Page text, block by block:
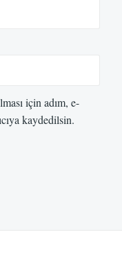
için adım, e-
kaydedilsin.